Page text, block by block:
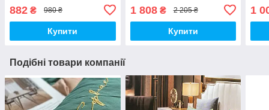
ковдру ODA
882 ₴ 980 ₴
Купити
1 808₴ 2 205 ₴
Купити
1
Подібні товари компанії